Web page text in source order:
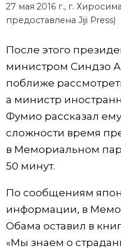
27 мая 2016 г., г.
предоставлена Jiji Press)
После этого
министром Синдзо
поближе
а министр
Фумио рассказал
сложности время
в Мемориальном
50 минут.
По сообщениям
информации, в
Обама оставил в
«Мы знаем о